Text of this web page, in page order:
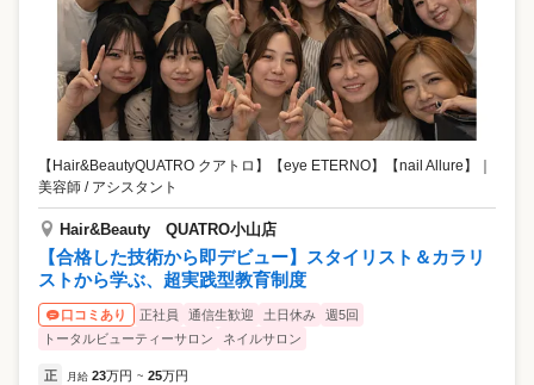
【Hair&BeautyQUATRO クアトロ】【eye ETERNO】【nail Allure】
美容師 / アシスタント
Hair&Beauty QUATRO小山店
【合格した技術から即デビュー】スタイリスト＆カラリ
ストから学ぶ、超実践型教育制度
口コミあり 正社員 通信生歓迎 土日休み
週5回
トータルビューティーサロン
ネイルサロン
正 月給 23万円 ~ 25万円